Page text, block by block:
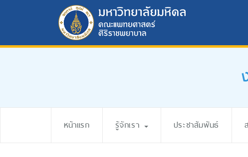
หน้าแรก รู้จักเรา ประชาสัมพันธ์